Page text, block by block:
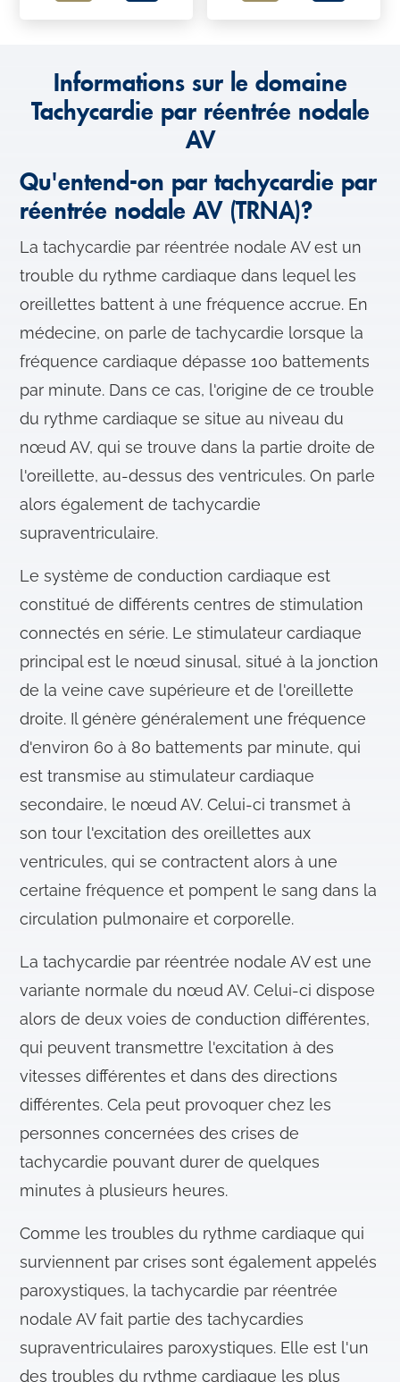
Informations sur le domaine
Tachycardie par réentrée nodale
AV
Qu'entend-on par tachycardie par
réentrée nodale AV (TRNA)?
La tachycardie par réentrée nodale AV est un
trouble du rythme cardiaque dans lequel les
oreillettes battent à une fréquence accrue. En
médecine, on parle de tachycardie lorsque la
fréquence cardiaque dépasse 100 battements
par minute. Dans ce cas, l'origine de ce trouble
du rythme cardiaque se situe au niveau du
nœud AV, qui se trouve dans la partie droite de
l'oreillette, au-dessus des ventricules. On parle
alors également de tachycardie
supraventriculaire.
Le système de conduction cardiaque est
constitué de différents centres de stimulation
connectés en série. Le stimulateur cardiaque
principal est le nœud sinusal, situé à la jonction
de la veine cave supérieure et de l'oreillette
droite. Il génère généralement une fréquence
d'environ 60 à 80 battements par minute, qui
est transmise au stimulateur cardiaque
secondaire, le nœud AV. Celui-ci transmet à
son tour l'excitation des oreillettes aux
ventricules, qui se contractent alors à une
certaine fréquence et pompent le sang dans la
circulation pulmonaire et corporelle.
La tachycardie par réentrée nodale AV est une
variante normale du nœud AV. Celui-ci dispose
alors de deux voies de conduction différentes,
qui peuvent transmettre l'excitation à des
vitesses différentes et dans des directions
différentes. Cela peut provoquer chez les
personnes concernées des crises de
tachycardie pouvant durer de quelques
minutes à plusieurs heures.
Comme les troubles du rythme cardiaque qui
surviennent par crises sont également appelés
paroxystiques, la tachycardie par réentrée
nodale AV fait partie des tachycardies
supraventriculaires paroxystiques. Elle est l'un
des troubles du rythme cardiaque les plus